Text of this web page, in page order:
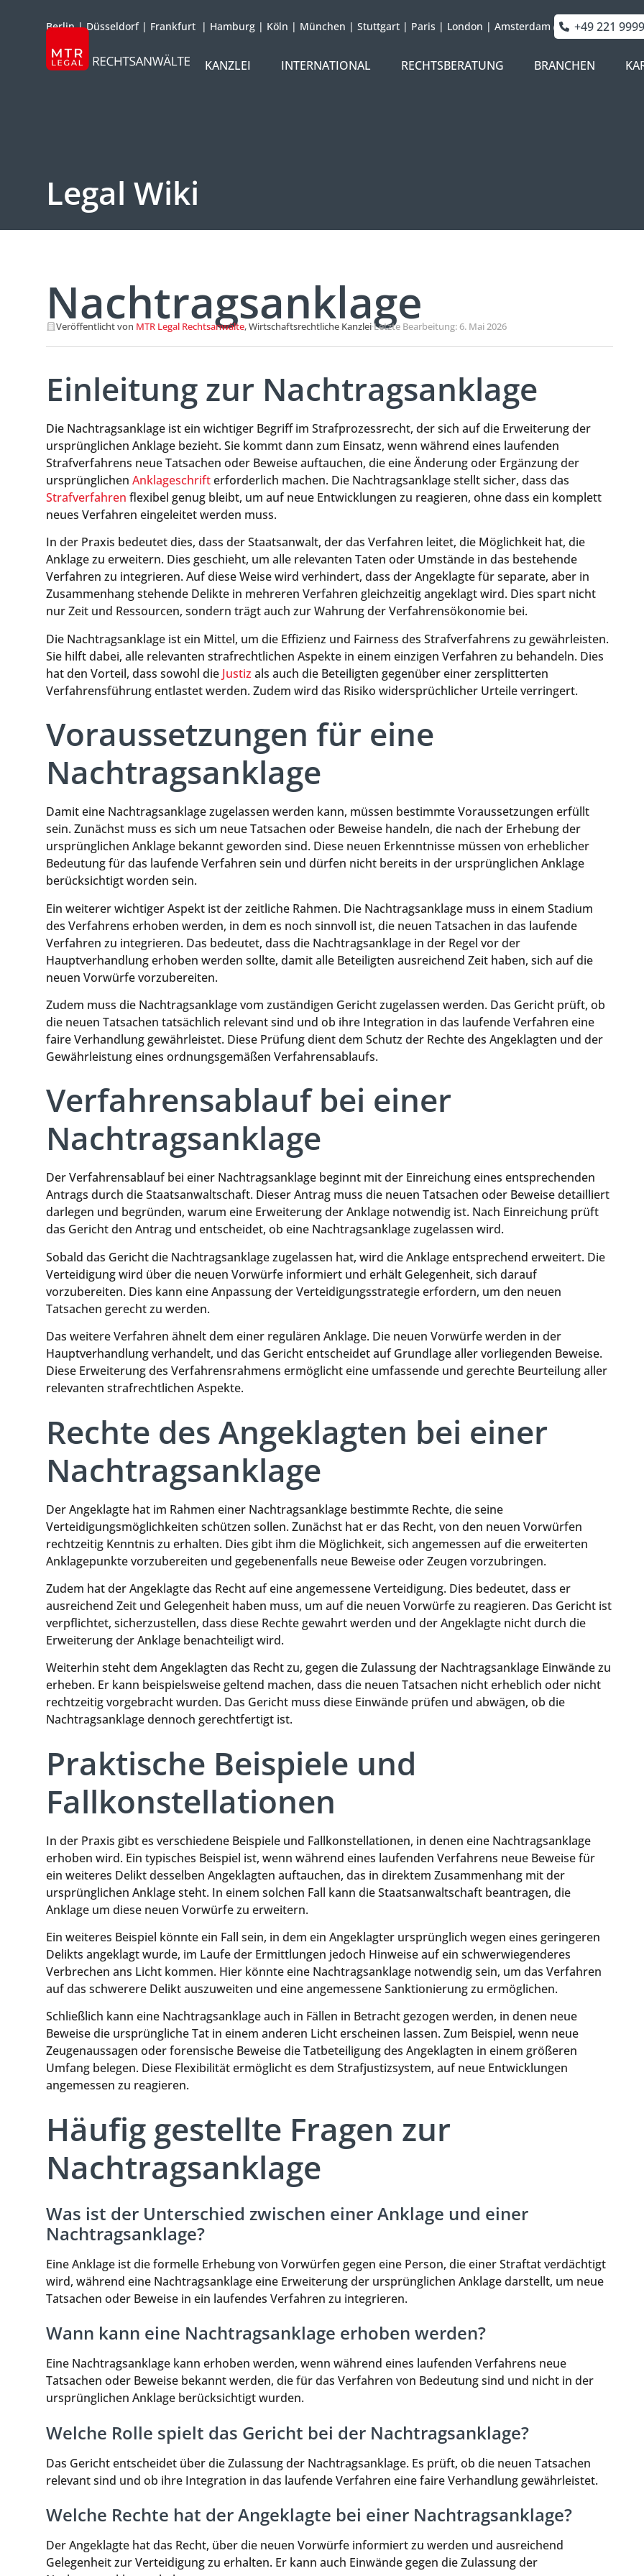
Berlin|Düsseldorf| Frankfurt | Hamburg | Köln | München | Stuttgart | Paris | London | Amsterdam +49 221
KANZLEI
INTERNATIONAL RECHTSBERATUNG BRANCHEN
Legal Wiki
Nachtragsanklage
Veröffentlicht von MTR Legal Rechtsanwälte, Wirtschaftsrechtliche Kanzlei·Letzte Bearbeitung: 6. Mai 2026
Einleitung zur Nachtragsanklage
Die Nachtragsanklage ist ein wichtiger Begriff im Strafprozessrecht, der sich auf die Erweiterung der
ursprünglichen Anklage bezieht. Sie kommt dann zum Einsatz, wenn während eines laufenden
Strafverfahrens neue Tatsachen oder Beweise auftauchen, die eine Änderung oder Ergänzung der
ursprünglichen Anklageschrifterforderlich machen. Die Nachtragsanklage stellt sicher, dass das
Strafverfahren flexibel genug bleibt, um auf neue Entwicklungen zu reagieren, ohne dass ein komplett
neues Verfahren eingeleitet werden muss.
In der Praxis bedeutet dies, dass der Staatsanwalt, der das Verfahren leitet, die Möglichkeit hat, die
Anklage zu erweitern. Dies geschieht, um alle relevanten Taten oder Umstände in das bestehende
Verfahren zu integrieren. Auf diese Weise wird verhindert, dass der Angeklagte für separate, aber in
Zusammenhang stehende Delikte in mehreren Verfahren gleichzeitig angeklagt wird. Dies spart nicht
nur Zeit und Ressourcen, sondern trägt auch zur Wahrung der Verfahrensökonomie bei.
Die Nachtragsanklage ist ein Mittel, um die Effizienz und Fairness des Strafverfahrens zu gewährleisten.
Sie hilft dabei, alle relevanten strafrechtlichen Aspekte in einem einzigen Verfahren zu behandeln. Dies
hat den Vorteil, dass sowohl die Justiz als auch die Beteiligten gegenüber einer zersplitterten
Verfahrensführung entlastet werden. Zudem wird das Risiko widersprüchlicher Urteile verringert.
Voraussetzungen für eine
Nachtragsanklage
Damit eine Nachtragsanklage zugelassen werden kann, müssen bestimmte Voraussetzungen erfüllt
sein. Zunächst muss es sich um neue Tatsachen oder Beweise handeln, die nach der Erhebung der
ursprünglichen Anklage bekannt geworden sind. Diese neuen Erkenntnisse müssen von erheblicher
Bedeutung für das laufende Verfahren sein und dürfen nicht bereits in der ursprünglichen Anklage
berücksichtigt worden sein.
Ein weiterer wichtiger Aspekt ist der zeitliche Rahmen. Die Nachtragsanklage muss in einem Stadium
des Verfahrens erhoben werden, in dem es noch sinnvoll ist, die neuen Tatsachen in das laufende
Verfahren zu integrieren. Das bedeutet, dass die Nachtragsanklage in der Regel vor der
Hauptverhandlung erhoben werden sollte, damit alle Beteiligten ausreichend Zeit haben, sich auf die
neuen Vorwürfe vorzubereiten.
Zudem muss die Nachtragsanklage vom zuständigen Gericht zugelassen werden. Das Gericht prüft, ob
die neuen Tatsachen tatsächlich relevant sind und ob ihre Integration in das laufende Verfahren eine
faire Verhandlung gewährleistet. Diese Prüfung dient dem Schutz der Rechte des Angeklagten und der
Gewährleistung eines ordnungsgemäßen Verfahrensablaufs.
Verfahrensablauf bei einer
Nachtragsanklage
Der Verfahrensablauf bei einer Nachtragsanklage beginnt mit der Einreichung eines entsprechenden
Antrags durch die Staatsanwaltschaft. Dieser Antrag muss die neuen Tatsachen oder Beweise detailliert
darlegen und begründen, warum eine Erweiterung der Anklage notwendig ist. Nach Einreichung prüft
das Gericht den Antrag und entscheidet, ob eine Nachtragsanklage zugelassen wird.
Sobald das Gericht die Nachtragsanklage zugelassen hat, wird die Anklage entsprechend erweitert. Die
Verteidigung wird über die neuen Vorwürfe informiert und erhält Gelegenheit, sich darauf
vorzubereiten. Dies kann eine Anpassung der Verteidigungsstrategie erfordern, um den neuen
Tatsachen gerecht zu werden.
Das weitere Verfahren ähnelt dem einer regulären Anklage. Die neuen Vorwürfe werden in der
Hauptverhandlung verhandelt, und das Gericht entscheidet auf Grundlage aller vorliegenden Beweise.
Diese Erweiterung des Verfahrensrahmens ermöglicht eine umfassende und gerechte Beurteilung aller
relevanten strafrechtlichen Aspekte.
Rechte des Angeklagten bei einer
Nachtragsanklage
Der Angeklagte hat im Rahmen einer Nachtragsanklage bestimmte Rechte, die seine
Verteidigungsmöglichkeiten schützen sollen. Zunächst hat er das Recht, von den neuen Vorwürfen
rechtzeitig Kenntnis zu erhalten. Dies gibt ihm die Möglichkeit, sich angemessen auf die erweiterten
Anklagepunkte vorzubereiten und gegebenenfalls neue Beweise oder Zeugen vorzubringen.
Zudem hat der Angeklagte das Recht auf eine angemessene Verteidigung. Dies bedeutet, dass er
ausreichend Zeit und Gelegenheit haben muss, um auf die neuen Vorwürfe zu reagieren. Das Gericht ist
verpflichtet, sicherzustellen, dass diese Rechte gewahrt werden und der Angeklagte nicht durch die
Erweiterung der Anklage benachteiligt wird.
Weiterhin steht dem Angeklagten das Recht zu, gegen die Zulassung der Nachtragsanklage Einwände zu
erheben. Er kann beispielsweise geltend machen, dass die neuen Tatsachen nicht erheblich oder nicht
rechtzeitig vorgebracht wurden. Das Gericht muss diese Einwände prüfen und abwägen, ob die
Nachtragsanklage dennoch gerechtfertigt ist.
Praktische Beispiele und
Fallkonstellationen
In der Praxis gibt es verschiedene Beispiele und Fallkonstellationen, in denen eine Nachtragsanklage
erhoben wird. Ein typisches Beispiel ist, wenn während eines laufenden Verfahrens neue Beweise für
ein weiteres Delikt desselben Angeklagten auftauchen, das in direktem Zusammenhang mit der
ursprünglichen Anklage steht. In einem solchen Fall kann die Staatsanwaltschaft beantragen, die
Anklage um diese neuen Vorwürfe zu erweitern.
Ein weiteres Beispiel könnte ein Fall sein, in dem ein Angeklagter ursprünglich wegen eines geringeren
Delikts angeklagt wurde, im Laufe der Ermittlungen jedoch Hinweise auf ein schwerwiegenderes
Verbrechen ans Licht kommen. Hier könnte eine Nachtragsanklage notwendig sein, um das Verfahren
auf das schwerere Delikt auszuweiten und eine angemessene Sanktionierung zu ermöglichen.
Schließlich kann eine Nachtragsanklage auch in Fällen in Betracht gezogen werden, in denen neue
Beweise die ursprüngliche Tat in einem anderen Licht erscheinen lassen. Zum Beispiel, wenn neue
Zeugenaussagen oder forensische Beweise die Tatbeteiligung des Angeklagten in einem größeren
Umfang belegen. Diese Flexibilität ermöglicht es dem Strafjustizsystem, auf neue Entwicklungen
angemessen zu reagieren.
Häufig gestellte Fragen zur
Nachtragsanklage
Was ist der Unterschied zwischen einer Anklage und einer
Nachtragsanklage?
Eine Anklage ist die formelle Erhebung von Vorwürfen gegen eine Person, die einer Straftat verdächtigt
wird, während eine Nachtragsanklage eine Erweiterung der ursprünglichen Anklage darstellt, um neue
Tatsachen oder Beweise in ein laufendes Verfahren zu integrieren.
Wann kann eine Nachtragsanklage erhoben werden?
Eine Nachtragsanklage kann erhoben werden, wenn während eines laufenden Verfahrens neue
Tatsachen oder Beweise bekannt werden, die für das Verfahren von Bedeutung sind und nicht in der
ursprünglichen Anklage berücksichtigt wurden.
Welche Rolle spielt das Gericht bei der Nachtragsanklage?
Das Gericht entscheidet über die Zulassung der Nachtragsanklage. Es prüft, ob die neuen Tatsachen
relevant sind und ob ihre Integration in das laufende Verfahren eine faire Verhandlung gewährleistet.
Welche Rechte hat der Angeklagte bei einer Nachtragsanklage?
Der Angeklagte hat das Recht, über die neuen Vorwürfe informiert zu werden und ausreichend
Gelegenheit zur Verteidigung zu erhalten. Er kann auch Einwände gegen die Zulassung der